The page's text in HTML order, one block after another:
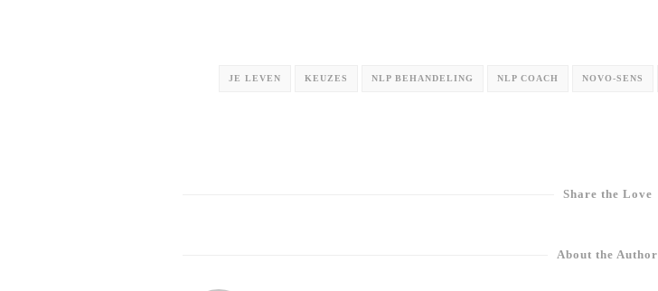
JE LEVEN KEUZES NLP BEHANDELING NLP COACH NOVO-SENS
Share the Love
About the Author